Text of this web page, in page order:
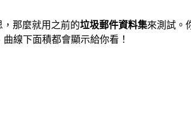
，那麼就用之前的垃圾郵件資料集來測試。
線下面積都會顯示給你看！